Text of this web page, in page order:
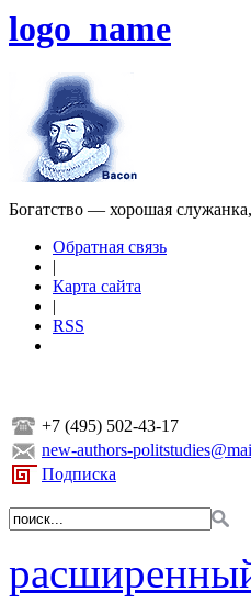
logo_name
Богатство — хорошая
Обратная связь
|
Карта сайта
|
RSS
+7 (495) 502-43-17
new-authors-
Подписка